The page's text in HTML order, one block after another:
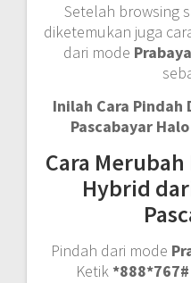
Setelah browsing
diketemukan juga
dari mode
Inilah Cara Pindah
Pascabayar
Cara
Hybrid
Pindah dari mode
Ketik*888*767#